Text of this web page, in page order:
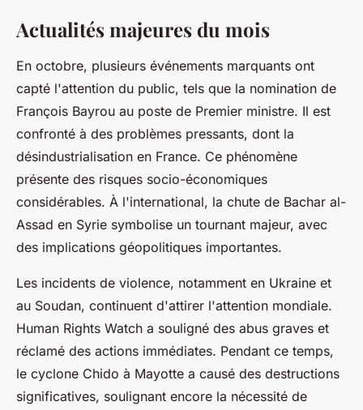
Actualités majeures du mois
En octobre, plusieurs événements marquants ont
capté l'attention du public, tels que la nomination de
François Bayrou au poste de Premier ministre. Il est
confronté à des problèmes pressants, dont la
désindustrialisation en France. Ce phénomène
présente des risques socio-économiques
considérables. À l'international, la chute de Bachar al-
Assad en Syrie symbolise un tournant majeur, avec
des implications géopolitiques importantes.
Les incidents de violence, notamment en Ukraine et
au Soudan, continuent d'attirer l'attention mondiale.
Human Rights Watch a souligné des abus graves et
réclamé des actions immédiates. Pendant ce temps,
le cyclone Chido à Mayotte a causé des destructions
significatives, soulignant encore la nécessité de